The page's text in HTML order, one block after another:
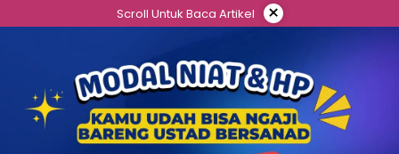
to
Scroll Untuk Baca Artikel ×